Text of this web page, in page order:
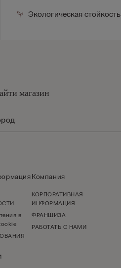
Экологическая стойкость
магазин
в
Компания
КОРПОРАТИВНАЯ
ИНФОРМАЦИЯ
ФРАНШИЗА
РАБОТАТЬ С НАМИ